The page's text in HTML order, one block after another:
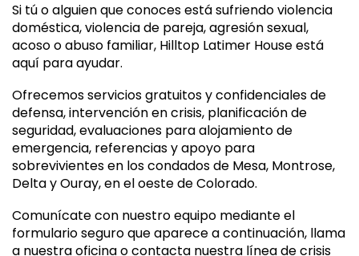
Si tú o alguien que conoces está sufriendo violencia
doméstica, violencia de pareja, agresión sexual,
acoso o abuso familiar, Hilltop Latimer House está
aquí para ayudar.
Ofrecemos servicios gratuitos y confidenciales de
defensa, intervención en crisis, planificación de
seguridad, evaluaciones para alojamiento de
emergencia, referencias y apoyo para
sobrevivientes en los condados de Mesa, Montrose,
Delta y Ouray, en el oeste de Colorado.
Comunícate con nuestro equipo mediante el
formulario seguro que aparece a continuación, llama
a nuestra oficina o contacta nuestra línea de crisis